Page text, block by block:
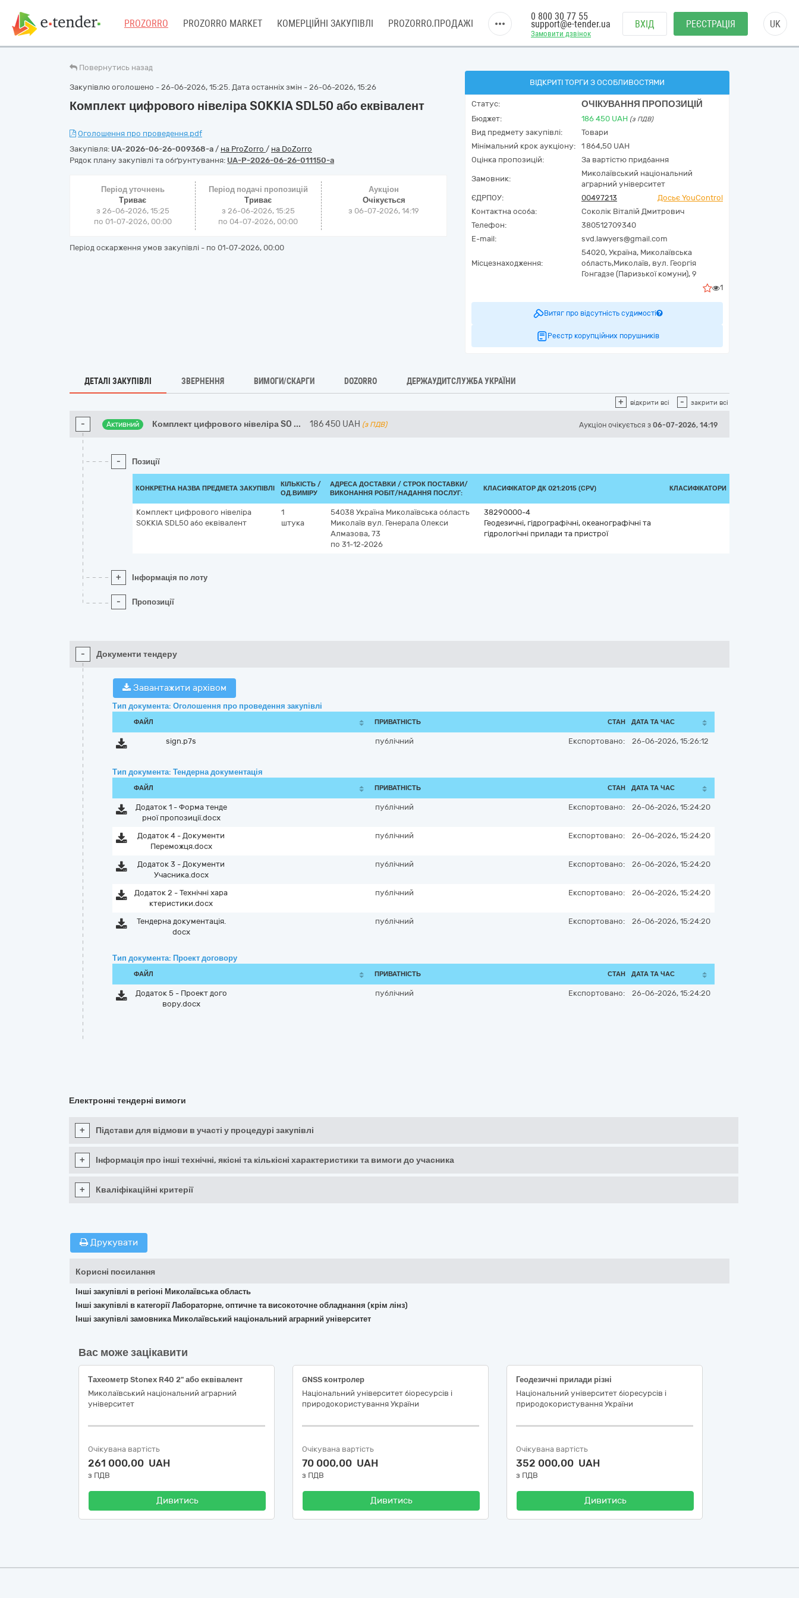
PROZORRO PROZORRO MARKET КОМЕРЦІЙНІ ЗАКУПІВЛІ PROZORRO.ПРОДАЖІ
Замовити дзвінок
0 800 30 77 55
support@e-tender.ua ВХІД РЕЄСТРАЦІЯ UK
Повернутись назад
Закупівлю оголошено - 26-06-2026, 15:25. Дата останніх змін - 26-06-2026, 15:26
Комплект цифрового нівеліра SOKKIA SDL50 або еквівалент
Оголошення про проведення.pdf
Закупівля: UA-2026-06-26-009368-a / на ProZorro / на DoZorro
Рядок плану закупівлі та обґрунтування: UA-P-2026-06-26-011150-a
Період уточнень
Триває
з 26-06-2026, 15:25
по 01-07-2026, 00:00
Період подачі пропозицій
Триває
з 26-06-2026, 15:25
по 04-07-2026, 00:00
Аукціон
Очікується
з 06-07-2026, 14:19
Період оскарження умов закупівлі - по 01-07-2026, 00:00
ВІДКРИТІ ТОРГИ З ОСОБЛИВОСТЯМИ
Статус: ОЧІКУВАННЯ ПРОПОЗИЦІЙ
Бюджет: 186 450 UAH (з ПДВ)
Вид предмету закупівлі:
Товари
Мінімальний крок аукціону:
1 864,50 UAH
Оцінка пропозицій:
За вартістю придбання
Замовник:
Миколаївський національний
аграрний університет
ЄДРПОУ:
00497213
Досьє YouControl
Контактна особа:
Соколік Віталій Дмитрович
Телефон:
380512709340
E-mail:
svd.lawyers@gmail.com
Місцезнаходження:
54020, Україна, Миколаївська
область,Миколаїв, вул. Георгія
Гонгадзе (Паризької комуни), 9
1
Витяг про відсутність судимості
Реєстр корупційних порушників
ДЕТАЛІ ЗАКУПІВЛІ ЗВЕРНЕННЯ ВИМОГИ/СКАРГИ DOZORRO ДЕРЖАУДИТСЛУЖБА УКРАЇНИ
+ відкрити всі - закрити всі
- Активний Комплект цифрового нівеліра SO ... 186 450 UAH (з ПДВ) Аукціон очікується з 06-07-2026, 14:19
- Позиції
КОНКРЕТНА НАЗВА ПРЕДМЕТА ЗАКУПІВЛІ
КІЛЬКІСТЬ /
ОД.ВИМІРУ
АДРЕСА ДОСТАВКИ / СТРОК ПОСТАВКИ/
ВИКОНАННЯ РОБІТ/НАДАННЯ ПОСЛУГ:
КЛАСИФІКАТОР ДК 021:2015 (CPV) КЛАСИФІКАТОРИ
Комплект цифрового нівеліра
SOKKIA SDL50 або еквівалент
1
штука
54038 Україна Миколаївська область
Миколаїв вул. Генерала Олекси
Алмазова, 73
по 31-12-2026
38290000-4
Геодезичні, гідрографічні, океанографічні та
гідрологічні прилади та пристрої
+ Інформація по лоту
- Пропозиції
- Документи тендеру
Завантажити архівом
Тип документа: Оголошення про проведення закупівлі
ФАЙЛ ПРИВАТНІСТЬ СТАН ДАТА ТА ЧАС
sign.p7s публічний Експортовано: 26-06-2026, 15:26:12
Тип документа: Тендерна документація
ФАЙЛ ПРИВАТНІСТЬ СТАН ДАТА ТА ЧАС
Додаток 1 - Форма тенде
рної пропозиції.docx
публічний Експортовано: 26-06-2026, 15:24:20
Додаток 4 - Документи
Переможця.docx
публічний Експортовано: 26-06-2026, 15:24:20
Додаток 3 - Документи
Учасника.docx
публічний Експортовано: 26-06-2026, 15:24:20
Додаток 2 - Технічні хара
ктеристики.docx
публічний Експортовано: 26-06-2026, 15:24:20
Тендерна документація.
docx
публічний Експортовано: 26-06-2026, 15:24:20
Тип документа: Проект договору
ФАЙЛ ПРИВАТНІСТЬ СТАН ДАТА ТА ЧАС
Додаток 5 - Проект дого
вору.docx
публічний Експортовано: 26-06-2026, 15:24:20
Електронні тендерні вимоги
+ Підстави для відмови в участі у процедурі закупівлі
+ Інформація про інші технічні, якісні та кількісні характеристики та вимоги до учасника
+ Кваліфікаційні критерії
Друкувати
Корисні посилання
Інші закупівлі в регіоні Миколаївська область
Інші закупівлі в категорії Лабораторне, оптичне та високоточне обладнання (крім лінз)
Інші закупівлі замовника Миколаївський національний аграрний університет
Вас може зацікавити
Тахеометр Stonex R40 2" або еквівалент
Миколаївський національний аграрний
університет
Очікувана вартість
261 000,00 UAH
з ПДВ
Дивитись
GNSS контролер
Національний університет біоресурсів і
природокористування України
Очікувана вартість
70 000,00 UAH
з ПДВ
Дивитись
Геодезичні прилади різні
Національний університет біоресурсів і
природокористування України
Очікувана вартість
352 000,00 UAH
з ПДВ
Дивитись